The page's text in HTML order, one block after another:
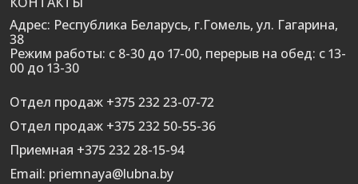
Адрес: Республика Беларусь, г.Гомель, ул. Гагарина,
38
Режим работы: с 8-30 до 17-00, перерыв на обед: с 13-
00 до 13-30
Отдел продаж +375 232 23-07-72
Отдел продаж +375 232 50-55-36
Приемная +375 232 28-15-94
Email: priemnaya@lubna.by